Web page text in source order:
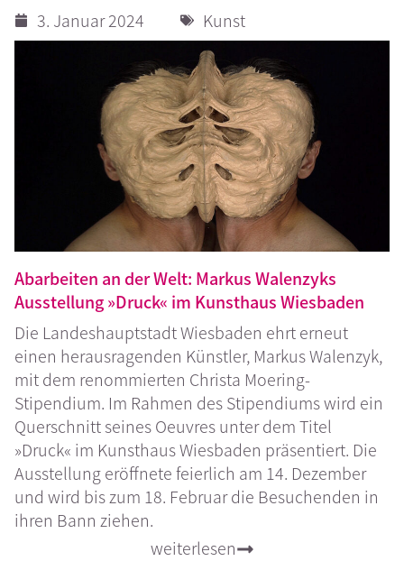
3. Januar 2024 Kunst
Abarbeiten an der Welt: Markus Walenzyks
Ausstellung »Druck« im Kunsthaus Wiesbaden
Die Landeshauptstadt Wiesbaden ehrt erneut
einen herausragenden Künstler, Markus Walenzyk,
mit dem renommierten Christa Moering-
Stipendium. Im Rahmen des Stipendiums wird ein
Querschnitt seines Oeuvres unter dem Titel
»Druck« im Kunsthaus Wiesbaden präsentiert. Die
Ausstellung eröffnete feierlich am 14. Dezember
und wird bis zum 18. Februar die Besuchenden in
ihren Bann ziehen.
weiterlesen